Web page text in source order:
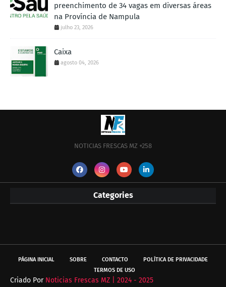
preenchimento de 34 vagas em diversas áreas
na Província de Nampula
julho 23, 2026
Caixa
agosto 04, 2026
NOTICIAS FRESCAS MZ +258
Categories
PÁGINA INICIAL SOBRE CONTACTO
POLÍTICA DE PRIVACIDADE
TERMOS DE USO
Criado Por Noticias Frescas MZ | 2024 - 2025